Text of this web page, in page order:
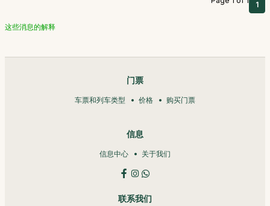
1
这些消息的解释
门票
车票和列车类型 价格 购买门票
信息
信息中心 关于我们
联系我们